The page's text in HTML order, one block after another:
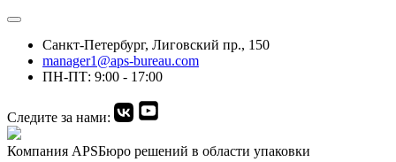
Санкт-Петербург, Лиговский пр., 150
manager1@aps-bureau.com
ПН-ПТ: 9:00 - 17:00
Следите за нами:
Компания APSБюро решений в области упаковки